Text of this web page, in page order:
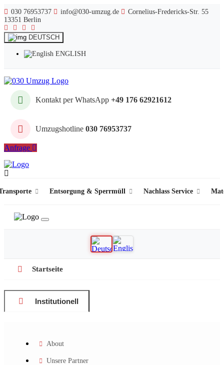
030 76953737 info@030-umzug.de
Cornelius-Fredericks-Str. 55
13351 Berlin
DEUTSCH
ENGLISH
Kontakt per WhatsApp +49 176 62921612
Umzugshotline 030 76953737
Anfrage
Entsorgung & Sperrmüll Nachlass Service
Startseite
Institutionell
About
Unsere Partner